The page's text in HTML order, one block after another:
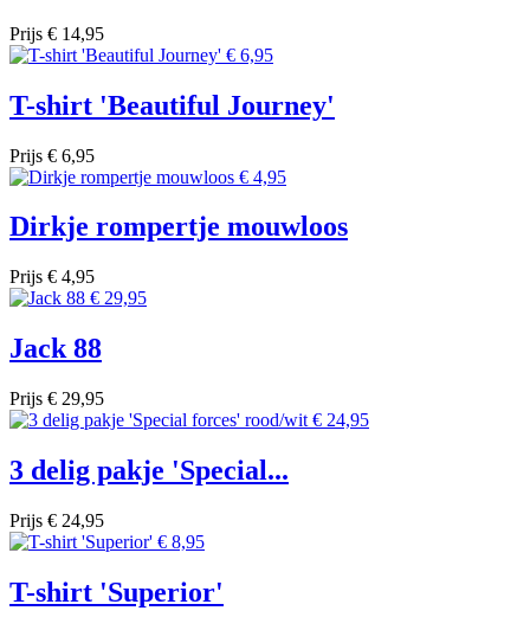
Prijs € 14,95
T-shirt 'Beautiful Journey'
Prijs € 6,95
Dirkje rompertje mouwloos
Prijs € 4,95
Jack 88
Prijs € 29,95
3 delig pakje 'Special...
Prijs € 24,95
T-shirt 'Superior'